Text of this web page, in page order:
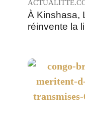
À Kinshasa,
réinvente la